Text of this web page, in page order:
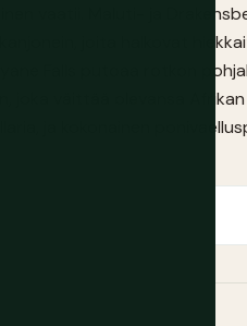
vaatii. Maluti- ja
joita halkovat
Falls putoaa rotkon
joka väittää olevansa
ja kokonainen